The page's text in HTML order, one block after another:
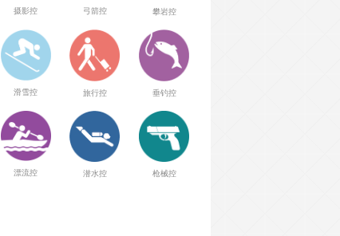
摄影控 弓箭控 攀岩控
滑雪控 旅行控 垂钓控
漂流控 潜水控 枪械控